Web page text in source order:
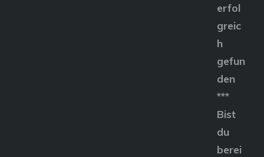
erfol
greic
h
gefun
den
***
Bist
du
berei